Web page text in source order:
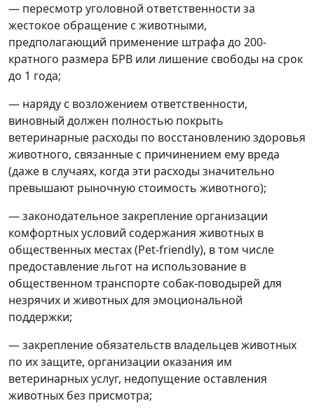
— пересмотр уголовной ответственности за
жестокое обращение с животными,
предполагающий применение штрафа до 200-
кратного размера БРВ или лишение свободы на срок
до 1 года;
— наряду с возложением ответственности,
виновный должен полностью покрыть
ветеринарные расходы по восстановлению здоровья
животного, связанные с причинением ему вреда
(даже в случаях, когда эти расходы значительно
превышают рыночную стоимость животного);
— законодательное закрепление организации
комфортных условий содержания животных в
общественных местах (Pet-friendly), в том числе
предоставление льгот на использование в
общественном транспорте собак-поводырей для
незрячих и животных для эмоциональной
поддержки;
— закрепление обязательств владельцев животных
по их защите, организации оказания им
ветеринарных услуг, недопущение оставления
животных без присмотра;